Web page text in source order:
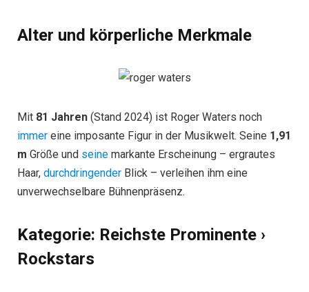
Alter und körperliche Merkmale
Mit 81 Jahren (Stand 2024) ist Roger Waters noch
immer eine imposante Figur in der Musikwelt. Seine 1,91
m Größe und seine markante Erscheinung – ergrautes
Haar, durchdringender Blick – verleihen ihm eine
unverwechselbare Bühnenpräsenz.
Kategorie: Reichste Prominente ›
Rockstars